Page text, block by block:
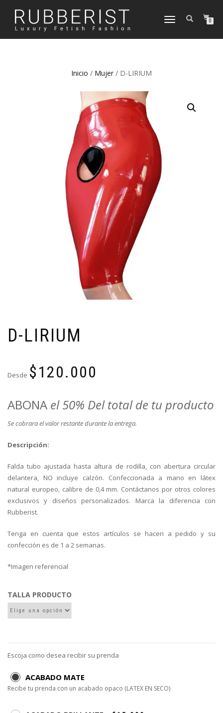
TOGGLE
0
Inicio / Mujer / D-LIRIUM
D-LIRIUM
Desde $120.000
ABONA el 50% Del total de tu producto
Se cobrara el valor restante durante la entrega.
Descripción:
Falda tubo ajustada hasta altura de rodilla, con abertura circular
delantera, NO incluye calzón. Confeccionada a mano en látex
natural europeo, calibre de 0,4 mm. Contáctanos por otros colores
exclusivos y diseños personalizados. Marca la diferencia con
Rubberist.
Tenga en cuenta que estos artículos se hacen a pedido y su
confección es de 1 a 2 semanas.
*Imagen referencial
TALLA PRODUCTO
Escoja como desea recibir su prenda
ACABADO MATE
Recibe tu prenda con un acabado opaco (LATEX EN SECO)